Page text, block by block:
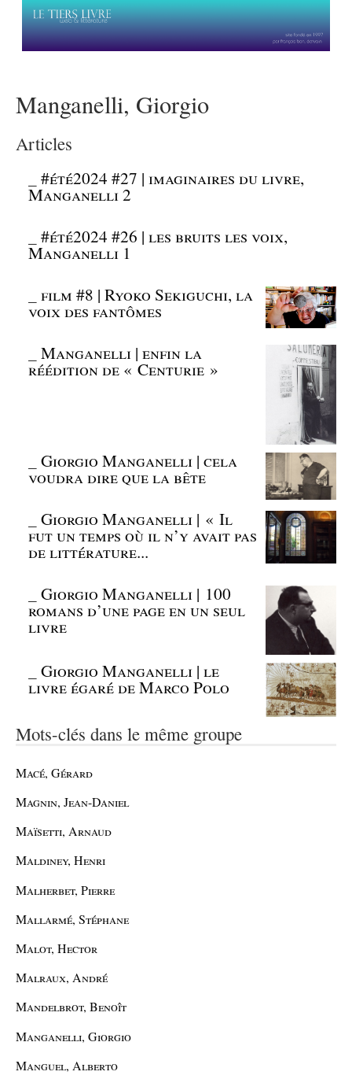
Manganelli, Giorgio
Articles
_#été2024 #27 | imaginaires du livre,
Manganelli 2
_#été2024 #26 | les bruits les voix,
Manganelli 1
_film #8 | Ryoko Sekiguchi, la
voix des fantômes
_Manganelli | enfin la
réédition de « Centurie »
_Giorgio Manganelli | cela
voudra dire que la bête
_Giorgio Manganelli | « Il
fut un temps où il n’y avait pas
de littérature...
_Giorgio Manganelli | 100
romans d’une page en un seul
livre
_Giorgio Manganelli | le
livre égaré de Marco Polo
Mots-clés dans le même groupe
Macé, Gérard
Magnin, Jean-Daniel
Maïsetti, Arnaud
Maldiney, Henri
Malherbet, Pierre
Mallarmé, Stéphane
Malot, Hector
Malraux, André
Mandelbrot, Benoît
Manganelli, Giorgio
Manguel, Alberto